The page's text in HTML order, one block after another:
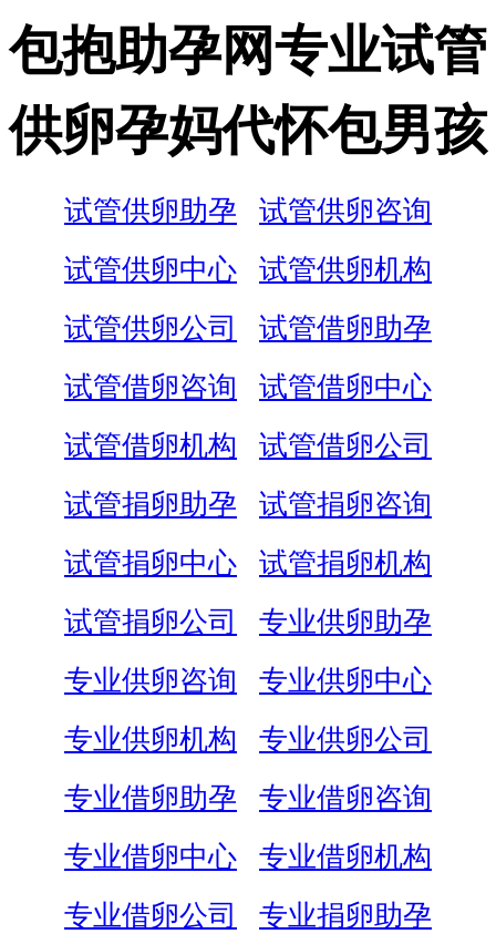
包抱助孕网专业试管
供卵孕妈代怀包男孩
试管供卵助孕
试管供卵咨询
试管供卵中心
试管供卵机构
试管供卵公司
试管借卵助孕
试管借卵咨询
试管借卵中心
试管借卵机构
试管借卵公司
试管捐卵助孕
试管捐卵咨询
试管捐卵中心
试管捐卵机构
试管捐卵公司
专业供卵助孕
专业供卵咨询
专业供卵中心
专业供卵机构
专业供卵公司
专业借卵助孕
专业借卵咨询
专业借卵中心
专业借卵机构
专业借卵公司
专业捐卵助孕